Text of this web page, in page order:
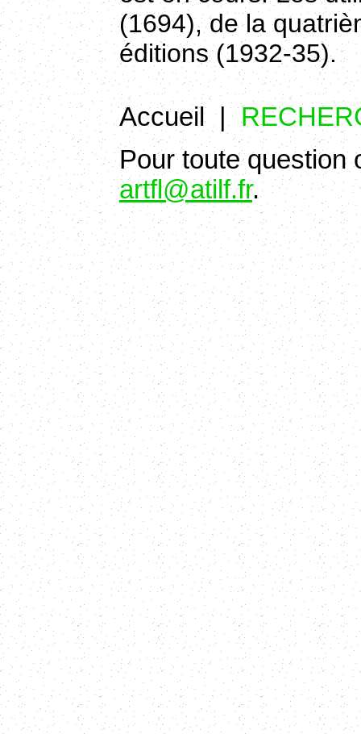
(1694), de la
éditions (1932-35).
Accueil|
Pour toute question
artfl@atilf.fr.